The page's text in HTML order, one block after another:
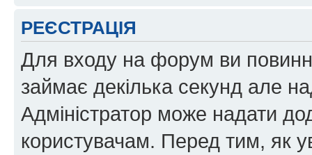
РЕЄСТРАЦІЯ
Для входу на форум ви
займає декілька секунд але
Адміністратор може надати
користувачам. Перед тим, як